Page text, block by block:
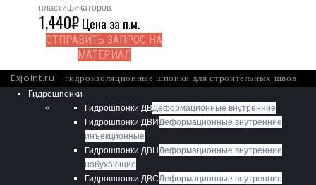
пластификаторов.
1,440₽Цена за п.м.
ОТПРАВИТЬ ЗАПРОС НА
МАТЕРИАЛ
Exjoint.ru - гидроизоляционные шпонки для строительных швов
Гидрошпонки
Гидрошпонки ДВДеформационные внутренние
Гидрошпонки ДВИДеформационные внутренние
инъекционные
Гидрошпонки ДВНДеформационные внутренние
набухающие
Гидрошпонки ДВСДеформационные внутренние